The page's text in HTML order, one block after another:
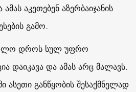
აკეთებენ აზერბაიჯანის
გამო.
დროს სულ უფრო
დაიკავა და ამას არც მალავს.
ასეთი განწყობის შესაქმნელად